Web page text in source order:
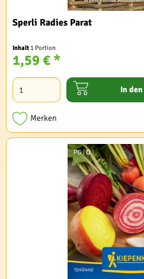
Sperli Radies Parat
Inhalt 1 Portion
1,59 € *
In den
Merken